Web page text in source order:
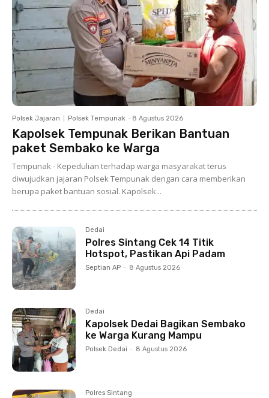
Polsek Jajaran Polsek Tempunak - 8 Agustus 2026
Kapolsek Tempunak Berikan Bantuan
paket Sembako ke Warga
Tempunak - Kepedulian terhadap warga masyarakat terus
diwujudkan jajaran Polsek Tempunak dengan cara memberikan
berupa paket bantuan sosial. Kapolsek...
Dedai
Polres Sintang Cek 14 Titik
Hotspot, Pastikan Api Padam
Septian AP - 8 Agustus 2026
Dedai
Kapolsek Dedai Bagikan Sembako
ke Warga Kurang Mampu
Polsek Dedai - 8 Agustus 2026
Polres Sintang